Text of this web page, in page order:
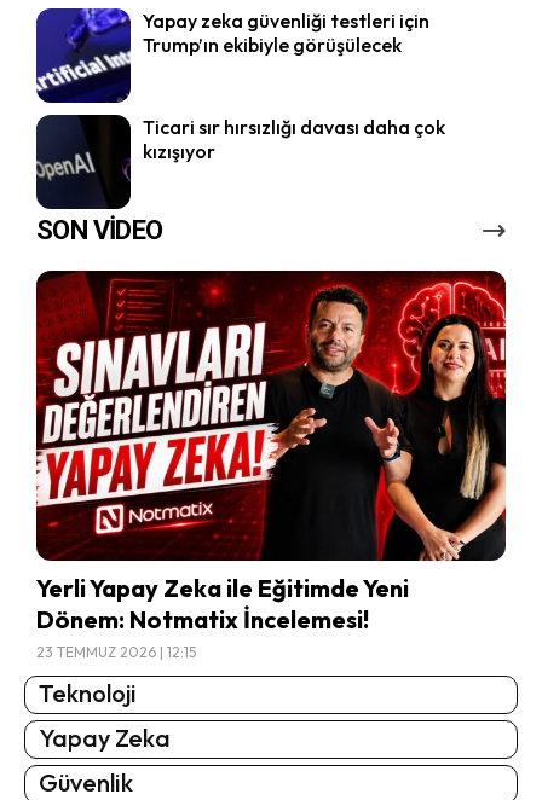
Yapay zeka güvenliği testleri için
Trump’ın ekibiyle görüşülecek
Ticari sır hırsızlığı davası daha çok
kızışıyor
SON VİDEO
Yerli Yapay Zeka ile Eğitimde Yeni
Dönem: Notmatix İncelemesi!
23 TEMMUZ 2026 | 12:15
Teknoloji
Yapay Zeka
Güvenlik